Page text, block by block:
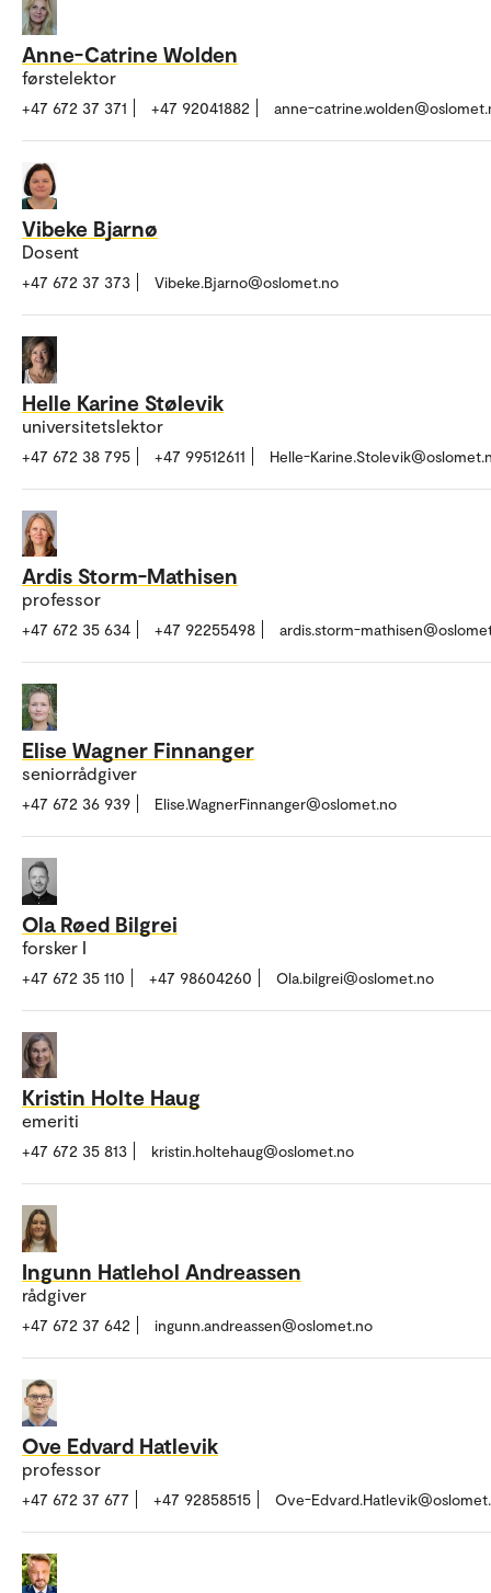
Anne-Catrine Wolden
førstelektor
+47 672 37 371 +47 92041882 anne-
Vibeke Bjarnø
Dosent
+47 672 37 373 Vibeke.Bjarno@oslomet.no
Helle Karine Stølevik
universitetslektor
+47 672 38 795 +47 99512611 Helle-
Ardis Storm-Mathisen
professor
+47 672 35 634 +47 92255498 ardis.storm-
Elise Wagner Finnanger
seniorrådgiver
+47 672 36 939 Elise.WagnerFinnanger@oslomet.no
Ola Røed Bilgrei
forsker I
+47 672 35 110 +47 98604260 Ola.bilgrei@oslomet.no
Kristin Holte Haug
emeriti
+47 672 35 813 kristin.holtehaug@oslomet.no
Ingunn Hatlehol Andreassen
rådgiver
+47 672 37 642 ingunn.andreassen@oslomet.no
Ove Edvard Hatlevik
professor
+47 672 37 677 +47 92858515 Ove-